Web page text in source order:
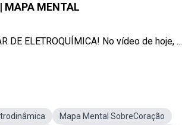
MAPA MENTAL
DE ELETROQUÍMICA! No vídeo de hoje, ...
Mapa Mental SobreCoração